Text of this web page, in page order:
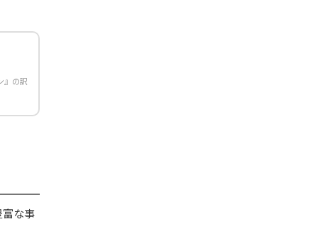
』の訳
な事